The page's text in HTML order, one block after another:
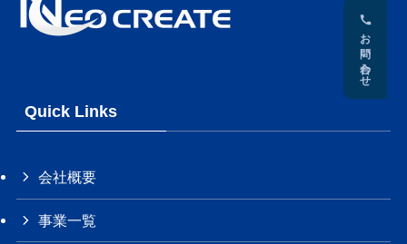
お問い合わせ
Quick Links
会社概要
事業一覧